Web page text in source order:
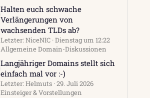
Halten euch schwache
Verlängerungen von
wachsenden TLDs ab?
Letzter: NiceNIC Dienstag um 12:22
Allgemeine Domain-Diskussionen
Langjähriger Domains stellt sich
einfach mal vor :-)
Letzter: Helmuts 29. Juli 2026
Einsteiger & Vorstellungen